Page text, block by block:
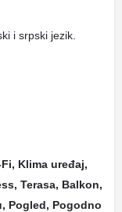
i srpski jezik.
Klima uređaj,
Terasa, Balkon,
Pogled, Pogodno